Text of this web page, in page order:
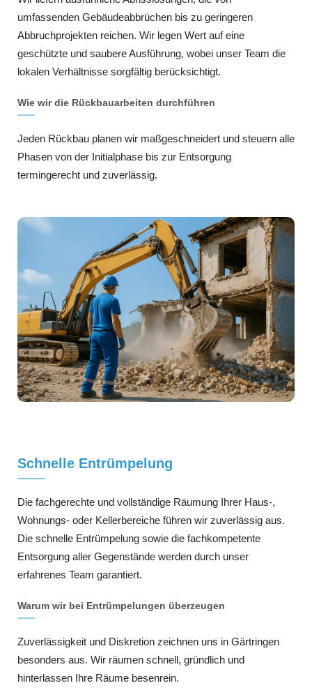
umfassenden Gebäudeabbrüchen bis zu geringeren
Abbruchprojekten reichen. Wir legen Wert auf eine
geschützte und saubere Ausführung, wobei unser Team die
lokalen Verhältnisse sorgfältig berücksichtigt.
Wie wir die Rückbauarbeiten durchführen
Jeden Rückbau planen wir maßgeschneidert und steuern alle
Phasen von der Initialphase bis zur Entsorgung
termingerecht und zuverlässig.
Schnelle Entrümpelung
Die fachgerechte und vollständige Räumung Ihrer Haus-,
Wohnungs- oder Kellerbereiche führen wir zuverlässig aus.
Die schnelle Entrümpelung sowie die fachkompetente
Entsorgung aller Gegenstände werden durch unser
erfahrenes Team garantiert.
Warum wir bei Entrümpelungen überzeugen
Zuverlässigkeit und Diskretion zeichnen uns in Gärtringen
besonders aus. Wir räumen schnell, gründlich und
hinterlassen Ihre Räume besenrein.